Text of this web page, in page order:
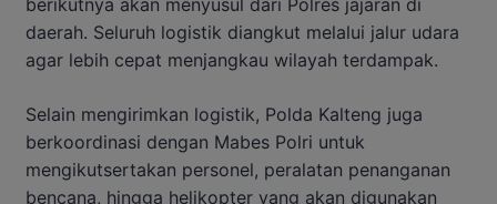
daerah. Seluruh logistik diangkut melalui jalur udara
agar lebih cepat menjangkau wilayah terdampak.
Selain mengirimkan logistik, Polda Kalteng juga
berkoordinasi dengan Mabes Polri untuk
mengikutsertakan personel, peralatan penanganan
bencana, hingga helikopter yang akan digunakan